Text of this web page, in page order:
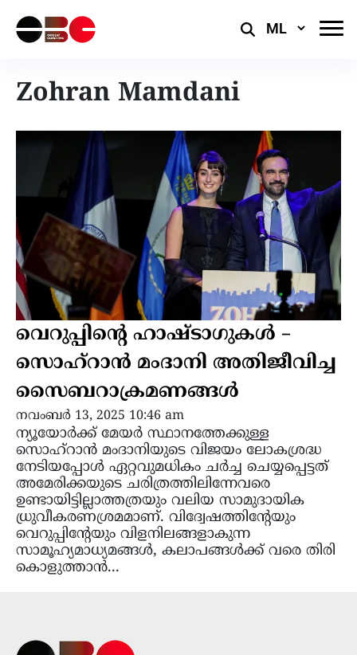
Select
Zohran Mamdani
വെറുപ്പിന്‍റെ ഹാഷ്ടാഗുകള്‍ –
സൊഹ്റാന്‍ മംദാനി അതിജീവിച്ച
സൈബറാക്രമണങ്ങള്‍
നവംബർ 13, 2025 10:46 am
ന്യൂയോര്‍ക്ക് മേയര്‍ സ്ഥാനത്തേക്കുള്ള
സൊഹ്റാന്‍ മംദാനിയുടെ വിജയം ലോകശ്രദ്ധ
നേടിയപ്പോള്‍ ഏറ്റവുമധികം ചര്‍ച്ച ചെയ്യപ്പെട്ടത്
അമേരിക്കയുടെ ചരിത്രത്തിലിന്നേവരെ
ഉണ്ടായിട്ടില്ലാത്തത്രയും വലിയ സാമുദായിക
ധ്രുവീകരണശ്രമമാണ്. വിദ്വേഷത്തിന്റേയും
വെറുപ്പിന്‍റേയും വിളനിലങ്ങളാകുന്ന
സാമൂഹ്യമാധ്യമങ്ങൾ, കലാപങ്ങൾക്ക് വരെ തിരി
കൊളുത്താൻ...